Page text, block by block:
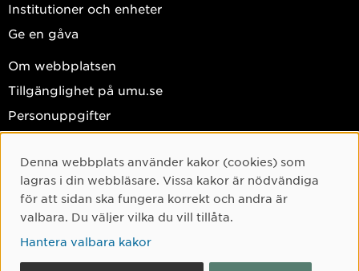
Institutioner och enheter
Ge en gåva
Om webbplatsen
Tillgänglighet på umu.se
Personuppgifter
Facebook
Instagram
TikTok
Youtube
Cookie-samtycke
Denna webbplats använder kakor (cookies) som
lagras i din webbläsare. Vissa kakor är nödvändiga
för att sidan ska fungera korrekt och andra är
valbara. Du väljer vilka du vill tillåta.
Hantera valbara kakor